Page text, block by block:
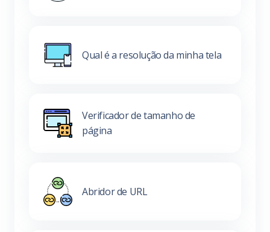
Qual é a resolução da minha tela
Verificador de tamanho de
página
Abridor de URL